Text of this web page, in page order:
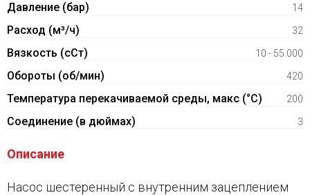
Давление (бар) 14
Расход (м³/ч) 32
Вязкость (сСт) 10 - 55.000
Обороты (об/мин) 420
Температура перекачиваемой среды, макс (°C) 200
Соединение (в дюймах) 3
Описание
Насос шестеренный с внутренним зацеплением